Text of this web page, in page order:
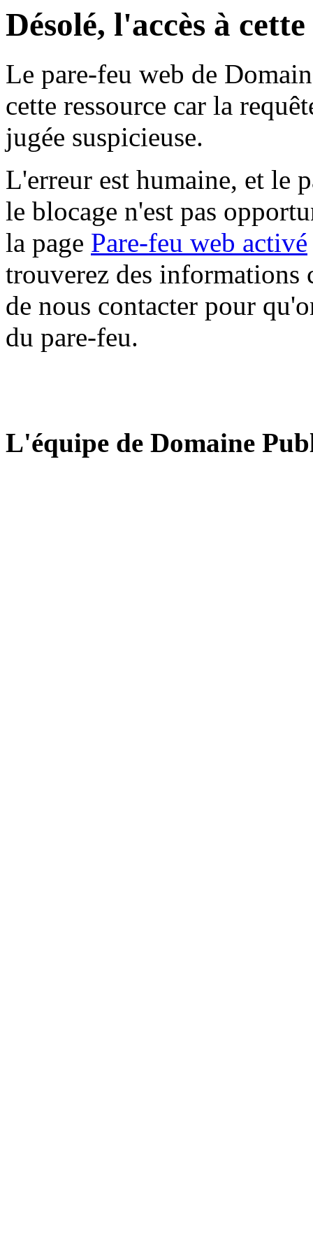
Désolé, l'accès à
Le pare-feu web de
cette ressource car la
jugée suspicieuse.
L'erreur est humaine, et le
le blocage n'est pas
la page Pare-feu web activé
trouverez des informations
de nous contacter pour
du pare-feu.
L'équipe de Domaine